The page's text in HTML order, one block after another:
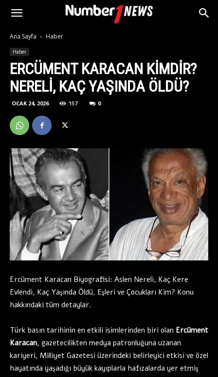
Ana Sayfa Haber
Haber
ERCÜMENT KARACAN KIMDIR?
NERELI, KAÇ YAŞINDA ÖLDÜ?
OCAK 24, 2026 157 0
Ercüment Karacan Biyografisi: Aslen Nereli, Kaç Kere
Evlendi, Kaç Yaşında Öldü, Eşleri ve Çocukları Kim? Konu
hakkındaki tüm detaylar.
Türk basın tarihinin en etkili isimlerinden biri olan Ercüment
Karacan, gazetecilikten medya patronluğuna uzanan
kariyeri, Milliyet Gazetesi üzerindeki belirleyici etkisi ve özel
hayatında yaşadığı büyük kayıplarla hafızalarda yer etmiş